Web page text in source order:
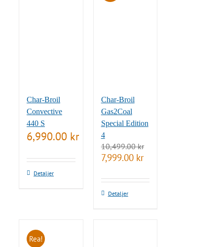
Char-Broil
Convective
440 S
6,990.00 kr
Detaljer
Char-Broil
Gas2Coal
Special Edition
4
10,499.00kr
Det
ursprungliga
var:
10,499.00 kr.
7,999.00 krDet
är:
Detaljer
Rea!